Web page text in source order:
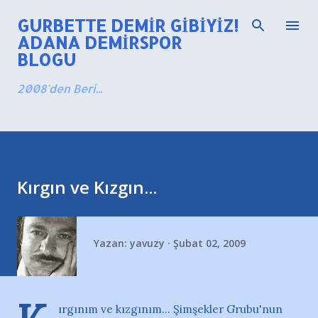
Ana içeriğe atla
GURBETTE DEMIR GIBIYIZ!
ADANA DEMIRSPOR
BLOGU
2008'den Beri...
Kırgın ve Kızgın...
Yazan: yavuzy Şubat 02, 2009
ırgınım ve kızgınım... Şimşekler Grubu'nun